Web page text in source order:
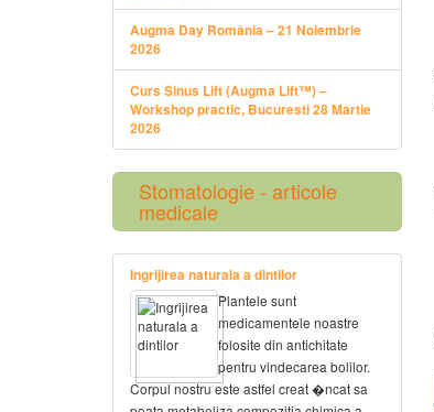
Augma Day România – 21 Noiembrie
2026
Curs Sinus Lift (Augma Lift™) –
Workshop practic, Bucuresti 28 Martie
2026
Stomatologie - articole
medicale
Ingrijirea naturala a dintilor
Plantele sunt
medicamentele noastre
folosite din antichitate
pentru vindecarea bolilor.
Corpul nostru este astfel creat �ncat sa